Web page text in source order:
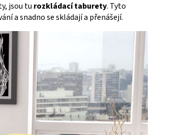
jsou tu rozkládací taburety. Tyto
a snadno se skládají a přenášejí.